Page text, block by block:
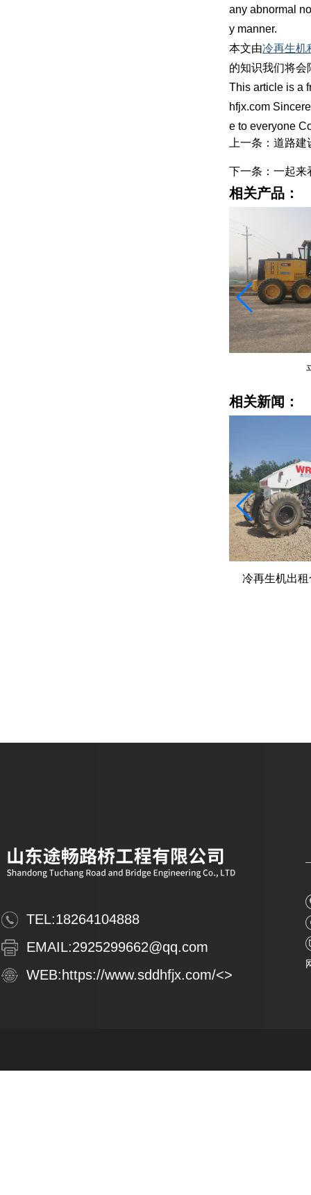
any abnormal
y manner.
本文由冷再生机
的知识我们将会
This article is a
hfjx.com
e to everyone
上一条：道路
下一条：一起来
相关产品：
相关新闻：
冷再生机出
TEL:18264104888
EMAIL:2925299662@qq.com
WEB:https://www.sddhfjx.com/<>